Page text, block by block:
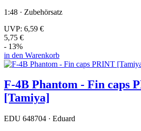
1:48 · Zubehörsatz
UVP: 6,59 €
5,75 €
- 13%
in den Warenkorb
F-4B Phantom - Fin caps
[Tamiya]
EDU 648704 · Eduard